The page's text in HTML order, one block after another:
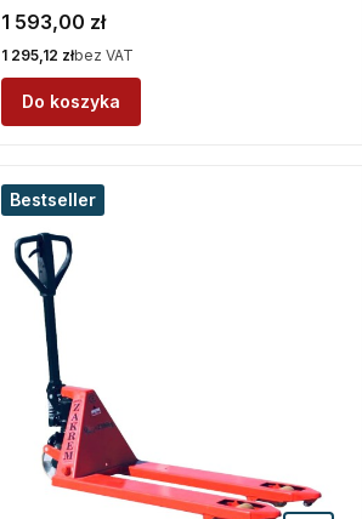
Cena
1 593,00 zł
Cena
1 295,12 złbez VAT
Do koszyka
Bestseller